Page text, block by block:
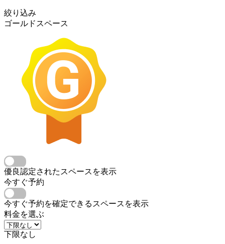
絞り込み
ゴールドスペース
優良認定されたスペースを表示
今すぐ予約
今すぐ予約を確定できるスペースを表示
料金を選ぶ
下限なし